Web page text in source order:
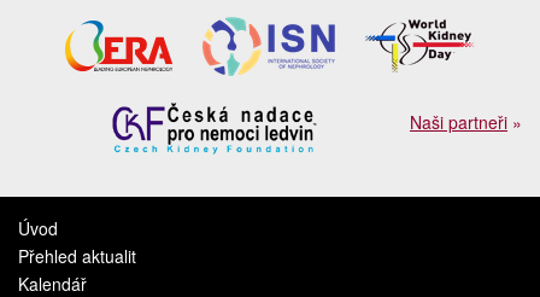
Naši partneři »
Úvod
Přehled aktualit
Kalendář